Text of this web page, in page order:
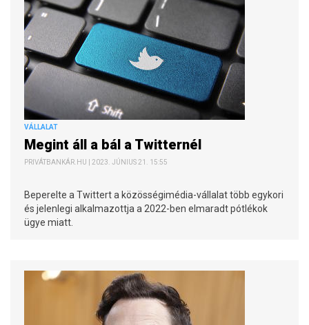
VÁLLALAT
Megint áll a bál a Twitternél
PRIVÁTBANKÁR.HU | 2023. JÚNIUS 21. 15:55
Beperelte a Twittert a közösségimédia-vállalat több egykori
és jelenlegi alkalmazottja a 2022-ben elmaradt pótlékok
ügye miatt.